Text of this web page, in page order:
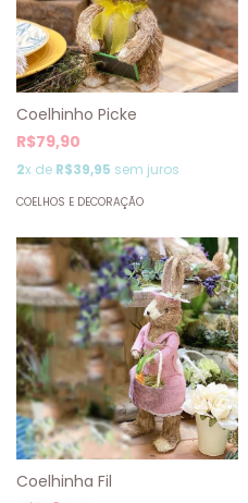
Coelhinho Picke
R$79,90
2x de R$39,95 sem juros
COELHOS E DECORAÇÃO
Coelhinha Fil